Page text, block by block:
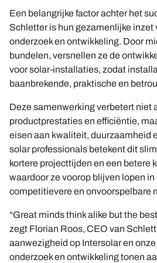
Een belangrijke factor achter het
Schletter is hun gezamenlijke inzet
onderzoek en ontwikkeling. Door
bundelen, versnellen ze de
voor solar-installaties, zodat
baanbrekende, praktische en
Deze samenwerking verbetert niet
productprestaties en efficiëntie,
eisen aan kwaliteit, duurzaamheid
solar professionals betekent dit
kortere projecttijden en een betere
waardoor ze voorop blijven lopen
competitievere en onvoorspelbare
“Great minds think alike but the
zegt Florian Roos, CEO van
aanwezigheid op Intersolar en
onderzoek en ontwikkeling tonen